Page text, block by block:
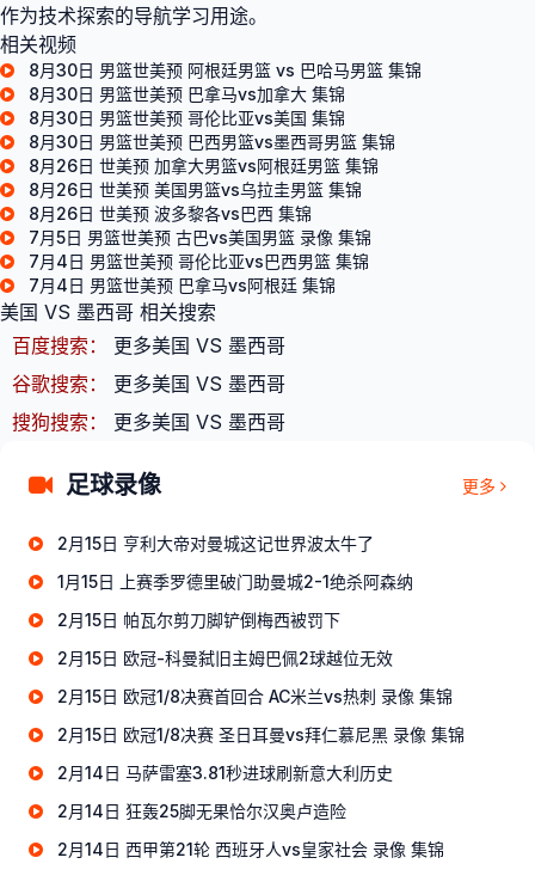
作为技术探索的导航学习用途。
相关视频
8月30日 男篮世美预 阿根廷男篮 vs 巴哈马男篮 集锦
8月30日 男篮世美预 巴拿马vs加拿大 集锦
8月30日 男篮世美预 哥伦比亚vs美国 集锦
8月30日 男篮世美预 巴西男篮vs墨西哥男篮 集锦
8月26日 世美预 加拿大男篮vs阿根廷男篮 集锦
8月26日 世美预 美国男篮vs乌拉圭男篮 集锦
8月26日 世美预 波多黎各vs巴西 集锦
7月5日 男篮世美预 古巴vs美国男篮 录像 集锦
7月4日 男篮世美预 哥伦比亚vs巴西男篮 集锦
7月4日 男篮世美预 巴拿马vs阿根廷 集锦
美国 VS 墨西哥 相关搜索
百度搜索：
更多美国 VS 墨西哥
谷歌搜索：
更多美国 VS 墨西哥
搜狗搜索：
更多美国 VS 墨西哥
足球录像 更多
2月15日 亨利大帝对曼城这记世界波太牛了
1月15日 上赛季罗德里破门助曼城2-1绝杀阿森纳
2月15日 帕瓦尔剪刀脚铲倒梅西被罚下
2月15日 欧冠-科曼弑旧主姆巴佩2球越位无效
2月15日 欧冠1/8决赛首回合 AC米兰vs热刺 录像 集锦
2月15日 欧冠1/8决赛 圣日耳曼vs拜仁慕尼黑 录像 集锦
2月14日 马萨雷塞3.81秒进球刷新意大利历史
2月14日 狂轰25脚无果恰尔汉奥卢造险
2月14日 西甲第21轮 西班牙人vs皇家社会 录像 集锦